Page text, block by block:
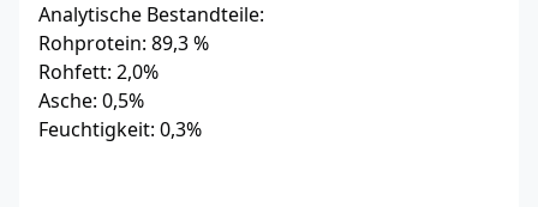
Analytische Bestandteile:
Rohprotein: 89,3 %
Rohfett: 2,0%
Asche: 0,5%
Feuchtigkeit: 0,3%